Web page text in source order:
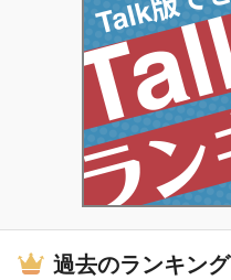
過去のランキング